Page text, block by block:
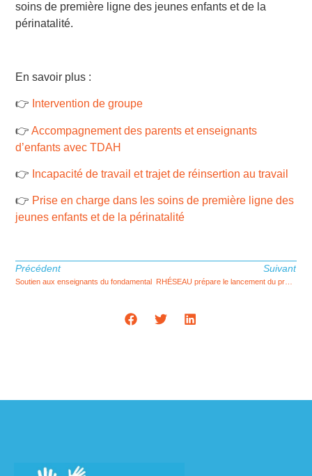
soins de première ligne des jeunes enfants et de la
périnatalité.
En savoir plus :
👉 ntervention de groupe
👉Accompagnement des parents etenseignants
d’enfants avec TDAH
👉 Incapacité de travail et trajet de réinsertion au travail
👉 Prise en charge dans les soins de première ligne des
jeunes enfants et de la périnatalité
Précédent
Soutien aux enseignants du fondamental
Suivant
RHÉSEAU prépare le lancement du projet SATI